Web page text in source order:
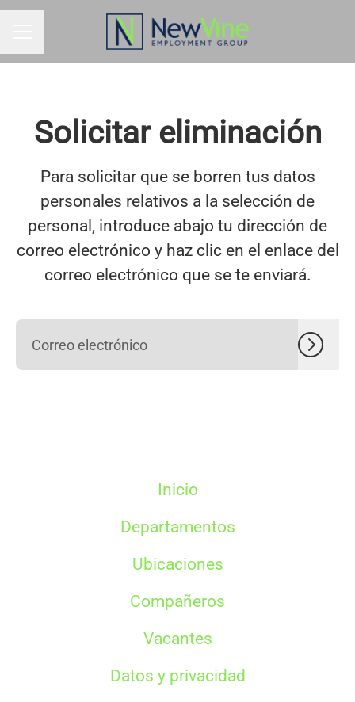
Solicitar eliminación
Para solicitar que se borren tus datos
personales relativos a la selección de
personal, introduce abajo tu dirección de
correo electrónico y haz clic en el enlace del
correo electrónico que se te enviará.
Inicio
Departamentos
Ubicaciones
Compañeros
Vacantes
Datos y privacidad